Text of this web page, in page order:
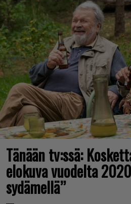
Tänään tv:ssä:
elokuva vuodelta
sydämellä”